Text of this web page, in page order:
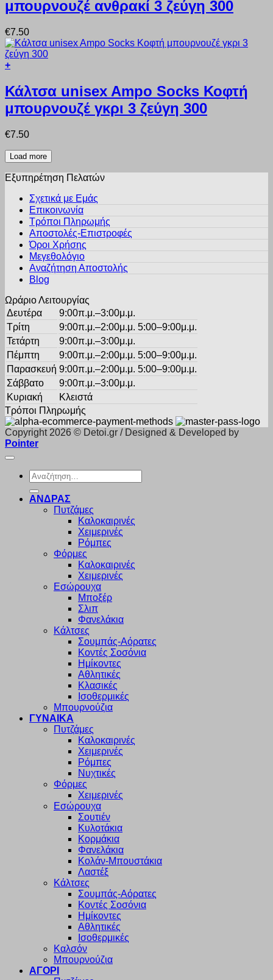
σελίδα
του
έχει
πολλαπλές
παραλλαγές.
Οι
επιλογές
μπορούν
να
στη
σελίδα
του
μπουρνουζέ ανθρακί 3 ζεύγη 300
€7.50
+
το
προϊόν
έχει
πολλαπλές
παραλλαγές.
Οι
επιλογές
μπορούν
να
επιλεγούν
σελίδα
προϊόντος
Κάλτσα unisex Ampo Socks Κοφτή
μπουρνουζέ γκρι 3 ζεύγη 300
€7.50
Load more
Εξυπηρέτηση Πελατών
Σχετικά με Εμάς
Επικοινωνία
Τρόποι Πληρωμής
Αποστολές-Επιστροφές
Όροι Χρήσης
Μεγεθολόγιο
Αναζήτηση Αποστολής
Blog
Ωράριο Λειτουργίας
Δευτέρα
9:00π.μ.–3:00μ.μ.
Τρίτη
9:00π.μ.–2:00μ.μ. 5:00–9:00μ.μ.
Τετάρτη
9:00π.μ.–3:00μ.μ.
Πέμπτη
9:00π.μ.–2:00μ.μ. 5:00–9:00μ.μ.
Παρασκευή 9:00π.μ.–2:00μ.μ. 5:00–9:00μ.μ.
Σάββατο
9:00π.μ.–3:00μ.μ.
Κυριακή
Κλειστά
Τρόποι Πληρωμής
Copyright 2026 © Detoi.gr / Designed & Developed by
Pointer
Αναζήτηση
για:
ΑΝΔΡΑΣ
Πυτζάμες
Καλοκαιρινές
Χειμερινές
Ρόμπες
Φόρμες
Καλοκαιρινές
Χειμερινές
Εσώρουχα
Μποξέρ
Σλιπ
Φανελάκια
Κάλτσες
Σουμπάς-Αόρατες
Κοντές Σοσόνια
Ημίκοντες
Αθλητικές
Κλασικές
Ισοθερμικές
Μπουρνούζια
ΓΥΝΑΙΚΑ
Πυτζάμες
Καλοκαιρινές
Χειμερινές
Ρόμπες
Νυχτικές
Φόρμες
Χειμερινές
Εσώρουχα
Σουτιέν
Κυλοτάκια
Κορμάκια
Φανελάκια
Κολάν-Μπουστάκια
Λαστέξ
Κάλτσες
Σουμπάς-Αόρατες
Κοντές Σοσόνια
Ημίκοντες
Αθλητικές
Ισοθερμικές
Καλσόν
Μπουρνούζια
ΑΓΟΡΙ